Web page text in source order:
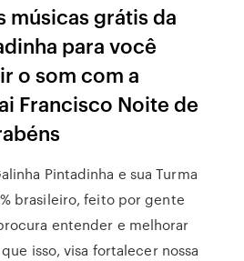
músicas grátis da
para você
o som com a
Francisco Noite de
Pintadinha e sua Turma
brasileiro, feito por gente
entender e melhorar
isso, visa fortalecer nossa